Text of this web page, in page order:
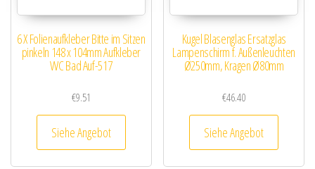
6 X Folienaufkleber Bitte im Sitzen
pinkeln 148 x 104mm Aufkleber
WC Bad Auf-517
€9.51
Siehe Angebot
Kugel Blasenglas Ersatzglas
Lampenschirm f. Außenleuchten
Ø250mm, Kragen Ø80mm
€46.40
Siehe Angebot